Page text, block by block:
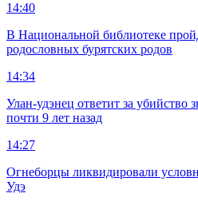
14:40
В Национальной библиотеке
родословных бурятских родов
14:34
Улан-удэнец ответит за убийство
почти 9 лет назад
14:27
Огнеборцы ликвидировали
Удэ